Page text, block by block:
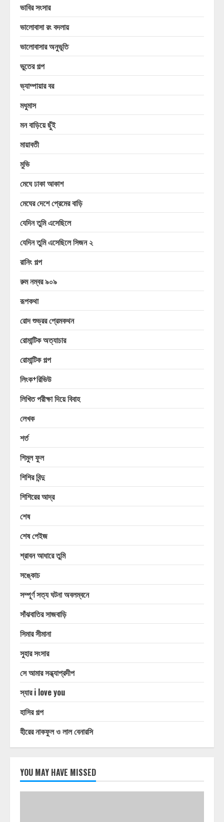
ভাবির সংসার
ভালোবাসা রং বদলায়
ভালোবাসার অনুভূতি
ভুতের গল্প
ভ্যাম্পায়ার বর
মধুমাস
মন বাড়িয়ে ছুঁই
মায়াবতী
মুভি
মেঘে ঢাকা আকাশ
মেঘের দেশে প্রেমের বাড়ি
যেদিন তুমি এসেছিলে
যেদিন তুমি এসেছিলে সিজন ২
রানিং গল্প
রুম নম্বর ৯০৯
রূপকথা
রোদ শুভ্রর প্রেমকথন
রোমান্টিক অত্যাচার
রোমান্টিক গল্প
লিংক+রিভিউ
লিখিত পরীক্ষা দিয়ে বিবাহ
লেখক
শর্ত
শিমুল ফুল
শিশির বিন্দু
শিশিরের আদ্র
শেষ
শেষ পেইজ
শ্রাবন আধারে তুমি
সঙ্কোচ
সম্পূর্ণ সত্য ঘটনা অবলম্বনে
সাঁঝবাতির সাজবাড়ি
সিমার সীমানা
সুহার সংসার
সে আমার সন্ধ্যাপ্রদীপ
স্যার i love you
হাসির গল্প
হীরের নাকফুল ও লাল বেনারসি
YOU MAY HAVE MISSED